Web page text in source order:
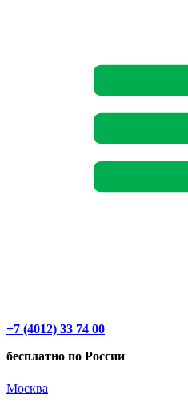
+7 (4012) 33 74 00
бесплатно по России
Москва